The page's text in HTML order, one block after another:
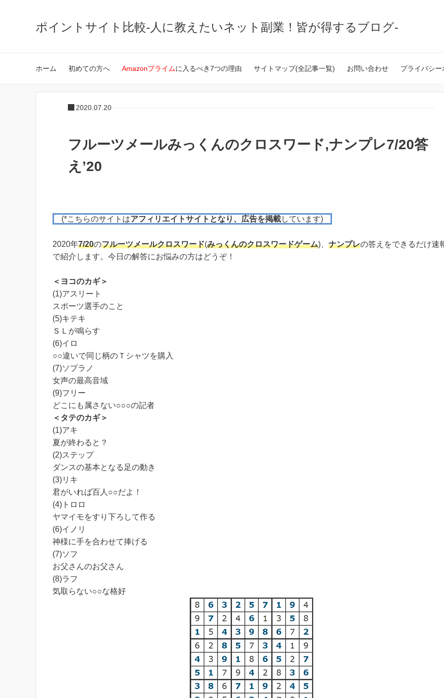
ポイントサイト比較-人に教えたいネット副業！皆が得するブログ-
ホーム 初めての方へ Amazonプライムに入るべき7つの理由 サイトマップ(全記事一覧) お問い合わせ プライバシー
2020.07.20
フルーツメールみっくんのクロスワード,ナンプレ7/20答
え’20
(*こちらのサイトはアフィリエイトサイトとなり、広告を掲載しています)
2020年7/20のフルーツメールクロスワード(みっくんのクロスワードゲーム)、 ナンプレの答えをできるだけ速
で紹介します。今日の解答にお悩みの方はどうぞ！
＜ヨコのカギ＞
(1)アスリート
スポーツ選手のこと
(5)キテキ
ＳＬが鳴らす
(6)イロ
○○違いで同じ柄のＴシャツを購入
(7)ソプラノ
女声の最高音域
(9)フリー
どこにも属さない○○○の記者
＜タテのカギ＞
(1)アキ
夏が終わると？
(2)ステップ
ダンスの基本となる足の動き
(3)リキ
君がいれば百人○○だよ！
(4)トロロ
ヤマイモをすり下ろして作る
(6)イノリ
神様に手を合わせて捧げる
(7)ソフ
お父さんのお父さん
(8)ラフ
気取らない○○な格好